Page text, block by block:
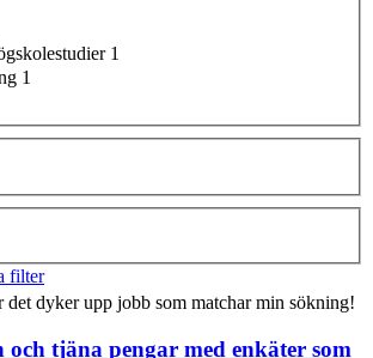
1
1
filter
det dyker upp jobb som matchar min sökning!
tjäna pengar med enkäter som